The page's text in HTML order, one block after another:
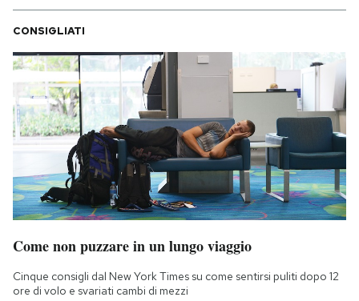
CONSIGLIATI
Come non puzzare in un lungo viaggio
Cinque consigli dal New York Times su come sentirsi puliti dopo 12
ore di volo e svariati cambi di mezzi